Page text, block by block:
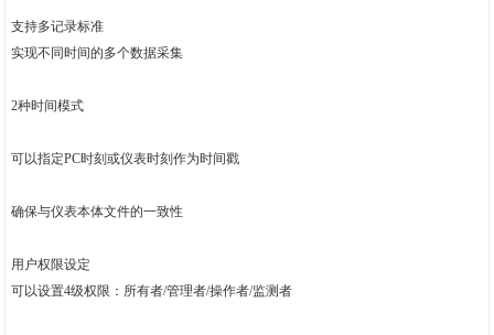
支持多记录标准
实现不同时间的多个数据采集
2种时间模式
可以指定PC时刻或仪表时刻作为时间戳
确保与仪表本体文件的一致性
用户权限设定
可以设置4级权限：所有者/管理者/操作者/监测者